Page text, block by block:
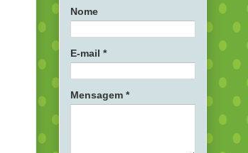
Nome
E-mail *
Mensagem *